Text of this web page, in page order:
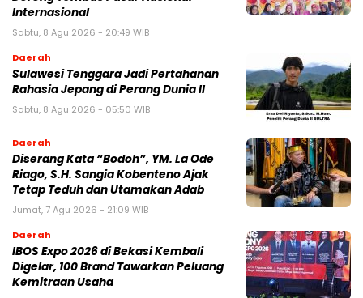
Internasional
Sabtu, 8 Agu 2026 - 20:49 WIB
Daerah
Sulawesi Tenggara Jadi Pertahanan
Rahasia Jepang di Perang Dunia II
Sabtu, 8 Agu 2026 - 05:50 WIB
Daerah
Diserang Kata “Bodoh”, YM. La Ode
Riago, S.H. Sangia Kobenteno Ajak
Tetap Teduh dan Utamakan Adab
Jumat, 7 Agu 2026 - 21:09 WIB
Daerah
IBOS Expo 2026 di Bekasi Kembali
Digelar, 100 Brand Tawarkan Peluang
Kemitraan Usaha